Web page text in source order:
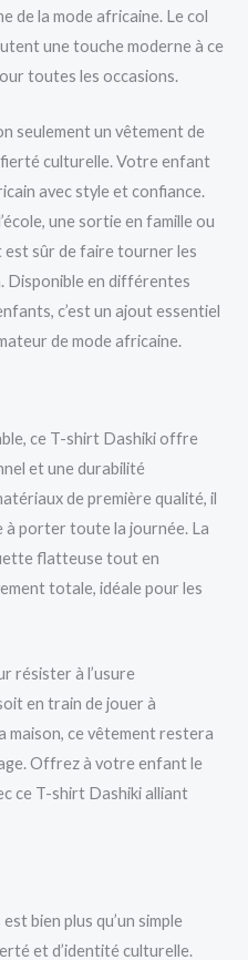
de la mode africaine. Le col
une touche moderne à ce
toutes les occasions.
seulement un vêtement de
fierté culturelle. Votre enfant
avec style et confiance.
une sortie en famille ou
est sûr de faire tourner les
Disponible en différentes
c’est un ajout essentiel
de mode africaine.
ce T-shirt Dashiki offre
et une durabilité
de première qualité, il
à porter toute la journée. La
flatteuse tout en
totale, idéale pour les
résister à l’usure
en train de jouer à
maison, ce vêtement restera
Offrez à votre enfant le
ce T-shirt Dashiki alliant
bien plus qu’un simple
et d’identité culturelle.